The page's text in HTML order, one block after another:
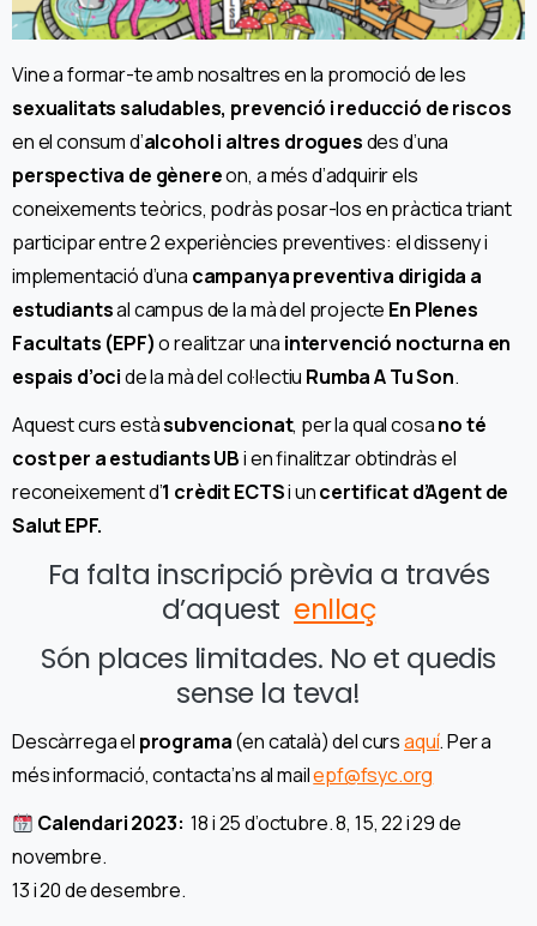
Vine a formar-te amb nosaltres en la promoció de les
sexualitats saludables, prevenció i reducció de riscos
en el consum d’alcohol i altres droguesdes d’una
perspectiva de gènereon, a més d’adquirir els
coneixements teòrics, podràs posar-los en pràctica triant
participar entre 2 experiències preventives: el disseny i
implementació d’una campanya preventiva dirigida a
estudiantsal campus de la mà del projecte En Plenes
Facultats (EPF)o realitzar una intervenció nocturna en
espais d’ocide la mà del col·lectiu Rumba A Tu Son.
Aquest curs estàsubvencionat, per la qual cosano té
cost per a estudiants UBi en finalitzar obtindràs el
reconeixement d’1 crèdit ECTSi uncertificat d’Agent de
Salut EPF.
Fa falta inscripció prèvia a través
d’aquest enllaç
Són places limitades. No et quedis
sense la teva!
Descàrrega el programa(en català) del cursaquí. Per a
més informació, contacta’ns al mailepf@fsyc.org
Calendari 2023: 18 i 25 d’octubre. 8, 15, 22 i 29 de
novembre.
13 i 20 de desembre.